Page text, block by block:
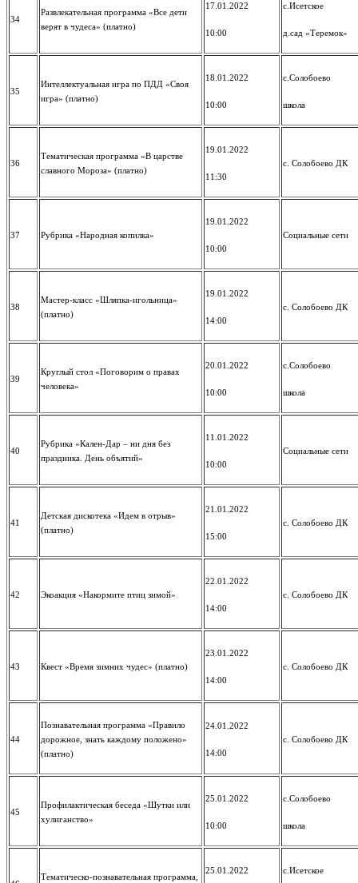
34
Развлекательная программа «Все дети
верят в чудеса» (платно)
17.01.2022
10:00
с.Исетское
д.сад «Теремок»
35
Интеллектуальная игра по ПДД «Своя
игра» (платно)
18.01.2022
10:00
с.Солобоево
школа
36
Тематическая программа «В царстве
славного Мороза» (платно)
19.01.2022
11:30
с. Солобоево ДК
37 Рубрика «Народная копилка»
19.01.2022
10:00
Социальные сети
38
Мастер-класс «Шляпка-игольница»
(платно)
19.01.2022
14:00
с. Солобоево ДК
39
Круглый стол «Поговорим о правах
человека»
20.01.2022
10:00
с.Солобоево
школа
40
Рубрика «Кален-Дар – ни дня без
праздника. День объятий»
11.01.2022
10:00
Социальные сети
41
Детская дискотека «Идем в отрыв»
(платно)
21.01.2022
15:00
с. Солобоево ДК
42 Экоакция «Накормите птиц зимой»
22.01.2022
14:00
с. Солобоево ДК
43 Квест «Время зимних чудес» (платно)
23.01.2022
14:00
с. Солобоево ДК
44
Познавательная программа «Правило
дорожное, знать каждому положено»
(платно)
24.01.2022
14:00
с. Солобоево ДК
45
Профилактическая беседа «Шутки или
хулиганство»
25.01.2022
10:00
с.Солобоево
школа
Тематическо-познавательная программа,
25.01.2022 с.Исетское